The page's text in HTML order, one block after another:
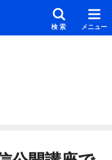
検索 メニュー